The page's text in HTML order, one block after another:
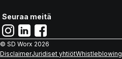
Seuraa meitä
© SD Worx 2026
DisclaimerJuridiset yhtiötWhistleblowing